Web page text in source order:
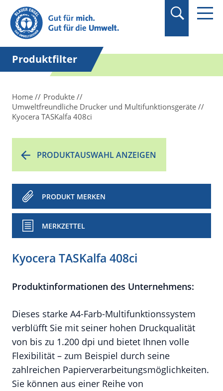
Suchbegriff in
Anführungszeichen
setzen.
Produktfilter
Home
Produkte
Umweltfreundliche Drucker und Multifunktionsgeräte
Kyocera TASKalfa 408ci
PRODUKTAUSWAHL ANZEIGEN
PRODUKT MERKEN
MERKZETTEL
Kyocera TASKalfa 408ci
Produktinformationen des Unternehmens:
Dieses starke A4-Farb-Multifunktionssystem
verblüfft Sie mit seiner hohen Druckqualität
von bis zu 1.200 dpi und bietet Ihnen volle
Flexibilität – zum Beispiel durch seine
zahlreichen Papierverarbeitungsmöglichkeiten.
Sie können aus einer Reihe von